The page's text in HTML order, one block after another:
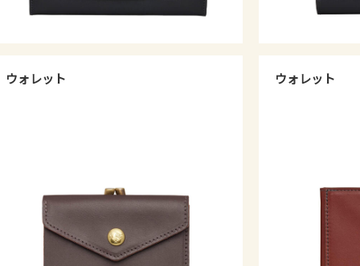
ウォレット ウォレット